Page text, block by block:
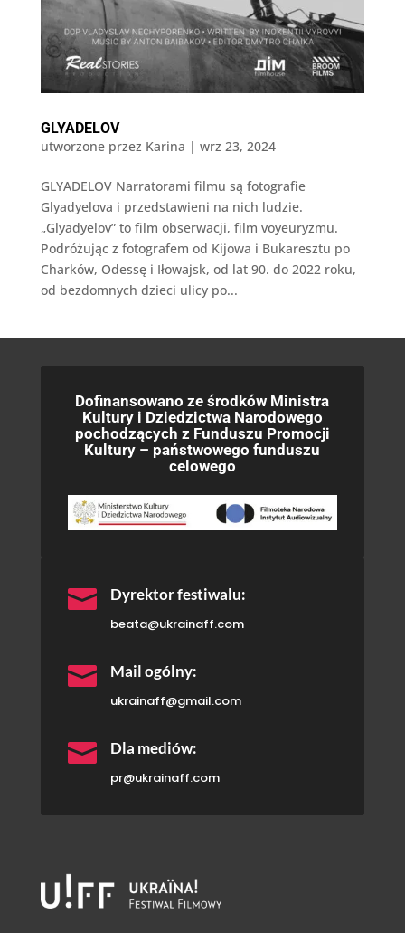
GLYADELOV
utworzone przez Karina | wrz 23, 2024
GLYADELOV Narratorami filmu są fotografie
Glyadyelova i przedstawieni na nich ludzie.
„Glyadyelov” to film obserwacji, film voyeuryzmu.
Podróżując z fotografem od Kijowa i Bukaresztu po
Charków, Odessę i Iłowajsk, od lat 90. do 2022 roku,
od bezdomnych dzieci ulicy po...
Dofinansowano ze środków Ministra
Kultury i Dziedzictwa Narodowego
pochodzących z Funduszu Promocji
Kultury – państwowego funduszu
celowego
 Dyrektor festiwalu:
beata@ukrainaff.com
 Mail ogólny:
ukrainaff@gmail.com
 Dla mediów:
pr@ukrainaff.com